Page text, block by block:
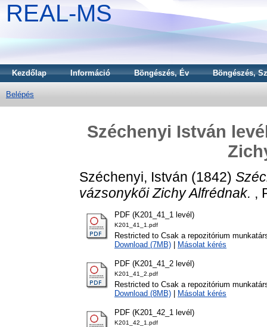
REAL-MS
Kezdőlap Információ Böngészés, Év Böngészés,
Belépés
Széchenyi István
Széchenyi, István (1842)
vázsonykői Zichy Alfrédnak. ,
PDF (K201_41_1 levél)
K201_41_1.pdf
Restricted to Csak a repozitórium
Download (7MB)
Másolat kérés
PDF (K201_41_2 levél)
K201_41_2.pdf
Restricted to Csak a repozitórium
Download (8MB)
Másolat kérés
PDF (K201_42_1 levél)
K201_42_1.pdf